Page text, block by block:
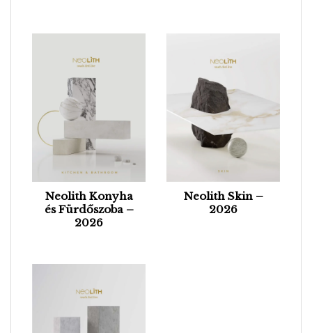
Neolith Konyha
és Fürdőszoba –
2026
Neolith Skin –
2026